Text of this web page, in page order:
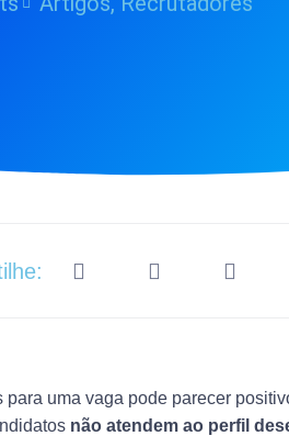
uma vaga pode parecer
não atendem ao perfil